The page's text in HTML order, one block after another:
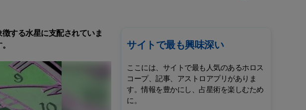
する水星に支配されていま
サイトで最も興味深い
ここには、サイトで最も人気のあるホロス
コープ、記事、アストロアプリがありま
す。情報を豊かにし、占星術を楽しむため
に。